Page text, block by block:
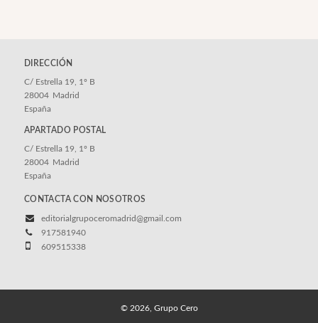
DIRECCIÓN
C/ Estrella 19, 1º B
28004 Madrid
España
APARTADO POSTAL
C/ Estrella 19, 1º B
28004 Madrid
España
CONTACTA CON NOSOTROS
editorialgrupoceromadrid@gmail.com
917581940
609515338
© 2026, Grupo Cero